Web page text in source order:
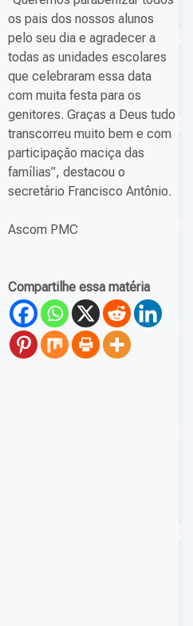
os pais dos nossos alunos
pelo seu dia e agradecer a
todas as unidades escolares
que celebraram essa data
com muita festa para os
genitores. Graças a Deus tudo
transcorreu muito bem e com
participação maciça das
famílias”, destacou o
secretário Francisco Antônio.
Ascom PMC
Compartilhe essa matéria